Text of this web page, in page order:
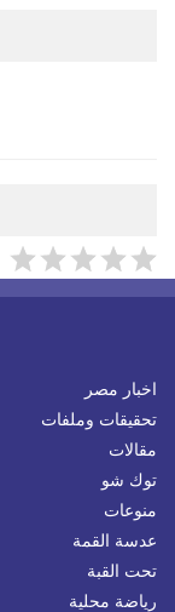
اخبار مصر
تحقيقات وملفات
مقالات
توك شو
منوعات
عدسة القمة
تحت القبة
رياضة محلية